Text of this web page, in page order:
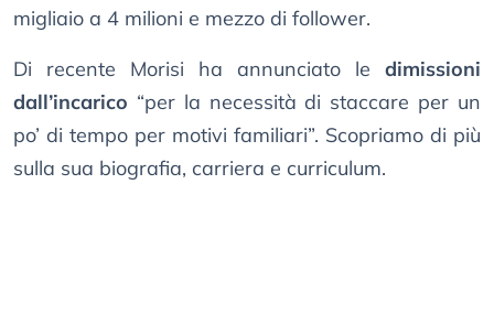
migliaio a 4 milioni e mezzo di follower.
Di recente Morisi ha annunciato le dimissioni
dall’incarico “per la necessità di staccare per un
po’ di tempo per motivi familiari”. Scopriamo di più
sulla sua biografia, carriera e curriculum.